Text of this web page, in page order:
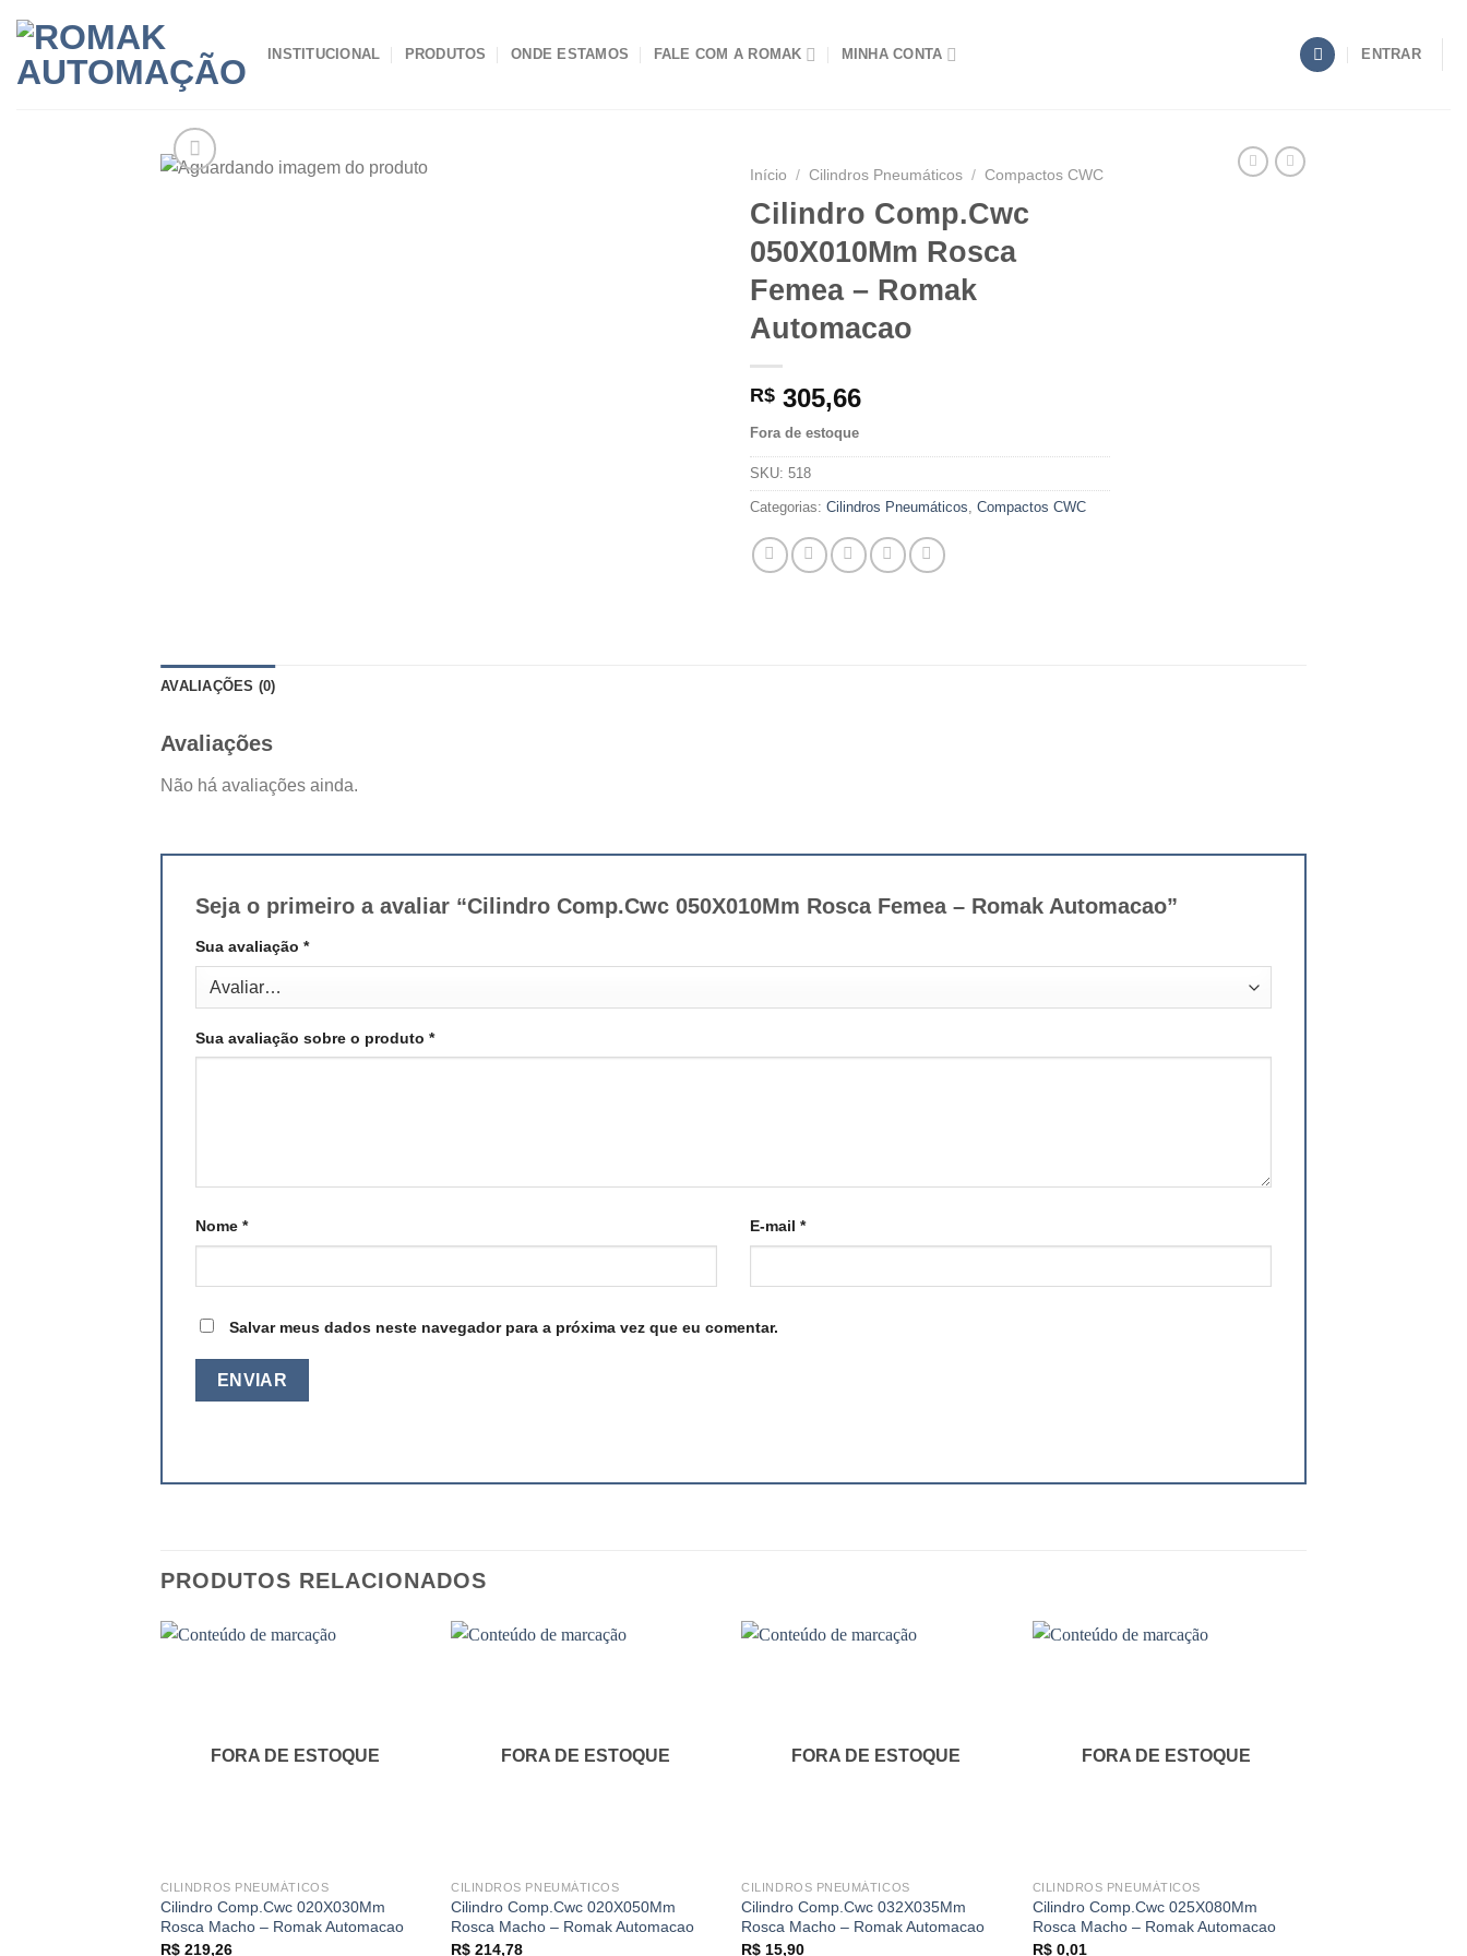
content
INSTITUCIONAL PRODUTOS ONDE ESTAMOS FALE COM A ROMAK MINHA CONTA ENTRAR
Início / Cilindros Pneumáticos / Compactos CWC
Cilindro Comp.Cwc
050X010Mm Rosca
Femea – Romak
Automacao
R$ 305,66
Fora de estoque
SKU: 518
Categorias: Cilindros Pneumáticos Compactos CWC
AVALIAÇÕES (0)
Avaliações
Não há avaliações ainda.
Seja o primeiro a avaliar “Cilindro Comp.Cwc 050X010Mm Rosca Femea – Romak Automacao”
Sua avaliação *
Sua avaliação sobre o produto *
Nome * E-mail *
Salvar meus dados neste navegador para a próxima vez que eu comentar.
PRODUTOS RELACIONADOS
FORA DE ESTOQUE
CILINDROS PNEUMÁTICOS
Cilindro Comp.Cwc 020X030Mm
Rosca Macho – Romak Automacao
R$219,26
FORA DE ESTOQUE
CILINDROS PNEUMÁTICOS
Cilindro Comp.Cwc 020X050Mm
Rosca Macho – Romak Automacao
R$ 214,78
FORA DE ESTOQUE
CILINDROS PNEUMÁTICOS
Cilindro Comp.Cwc 032X035Mm
Rosca Macho – Romak Automacao
R$ 15,90
FORA DE ESTOQUE
CILINDROS PNEUMÁTICOS
Cilindro Comp.Cwc 025X080Mm
Rosca Macho – Romak Automacao
R$0,01